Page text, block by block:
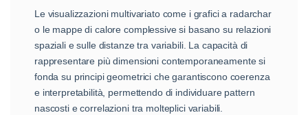
Le visualizzazioni multivariato come i grafici a radarchar
o le mappe di calore complessive si basano su relazioni
spaziali e sulle distanze tra variabili. La capacità di
rappresentare più dimensioni contemporaneamente si
fonda su principi geometrici che garantiscono coerenza
e interpretabilità, permettendo di individuare pattern
nascosti e correlazioni tra molteplici variabili.